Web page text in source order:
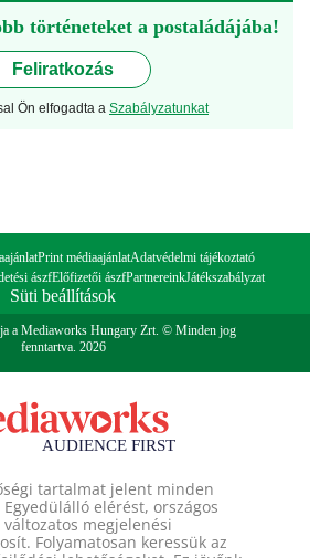
történeteket a postaládájába!
Feliratkozás
Ön elfogadta a Szabályzatunkat
Print médiaajánlatAdatvédelmi tájékoztató
ászfElőfizetői ászfPartnereinkJátékszabályzat
Süti beállítások
a Mediaworks Hungary Zrt. © Minden jog
fenntartva. 2026
tartalmat jelent minden
elérést, országos
megjelenési
Folyamatosan keressük az